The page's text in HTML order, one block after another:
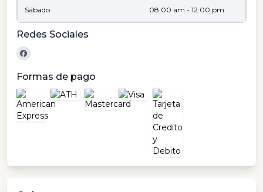
Sábado 08:00 am - 12:00 pm
Redes Sociales
Formas de pago